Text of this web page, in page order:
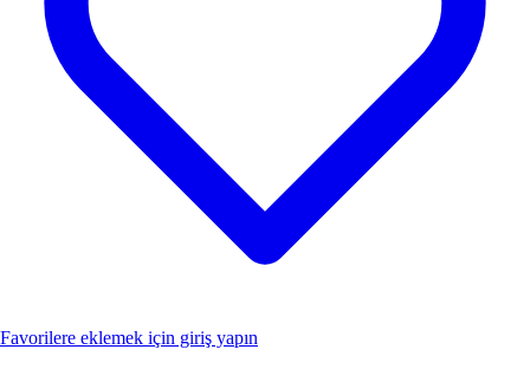
Favorilere eklemek için giriş yapın